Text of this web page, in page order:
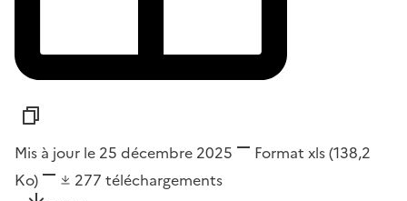
Mis à jour le 25 décembre 2025 Format xls(138,2
Ko)
277 téléchargements